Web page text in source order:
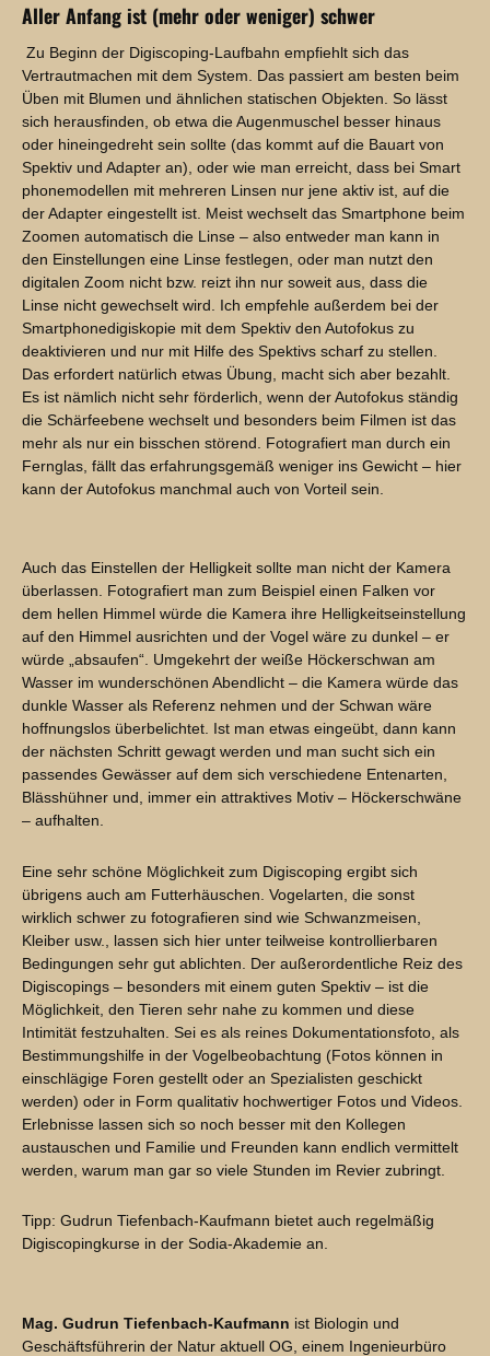
Aller Anfang ist (mehr oder weniger) schwer
Zu Beginn der Digiscoping-Laufbahn empfiehlt sich das
Vertrautmachen mit dem System. Das passiert am besten beim
Üben mit Blumen und ähnlichen statischen Objekten. So lässt
sich herausfinden, ob etwa die Augenmuschel besser hinaus
oder hineingedreht sein sollte (das kommt auf die Bauart von
Spektiv und Adapter an), oder wie man erreicht, dass bei Smart
phonemodellen mit mehreren Linsen nur jene aktiv ist, auf die
der Adapter eingestellt ist. Meist wechselt das Smartphone beim
Zoomen automatisch die Linse – also entweder man kann in
den Einstellungen eine Linse festlegen, oder man nutzt den
digitalen Zoom nicht bzw. reizt ihn nur soweit aus, dass die
Linse nicht gewechselt wird. Ich empfehle außerdem bei der
Smartphonedigiskopie mit dem Spektiv den Autofokus zu
deaktivieren und nur mit Hilfe des Spektivs scharf zu stellen.
Das erfordert natürlich etwas Übung, macht sich aber bezahlt.
Es ist nämlich nicht sehr förderlich, wenn der Autofokus ständig
die Schärfeebene wechselt und besonders beim Filmen ist das
mehr als nur ein bisschen störend. Fotografiert man durch ein
Fernglas, fällt das erfahrungsgemäß weniger ins Gewicht – hier
kann der Autofokus manchmal auch von Vorteil sein.
Auch das Einstellen der Helligkeit sollte man nicht der Kamera
überlassen. Fotografiert man zum Beispiel einen Falken vor
dem hellen Himmel würde die Kamera ihre Helligkeitseinstellung
auf den Himmel ausrichten und der Vogel wäre zu dunkel – er
würde „absaufen“. Umgekehrt der weiße Höckerschwan am
Wasser im wunderschönen Abendlicht – die Kamera würde das
dunkle Wasser als Referenz nehmen und der Schwan wäre
hoffnungslos überbelichtet. Ist man etwas eingeübt, dann kann
der nächsten Schritt gewagt werden und man sucht sich ein
passendes Gewässer auf dem sich verschiedene Entenarten,
Blässhühner und, immer ein attraktives Motiv – Höckerschwäne
– aufhalten.
Eine sehr schöne Möglichkeit zum Digiscoping ergibt sich
übrigens auch am Futterhäuschen. Vogelarten, die sonst
wirklich schwer zu fotografieren sind wie Schwanzmeisen,
Kleiber usw., lassen sich hier unter teilweise kontrollierbaren
Bedingungen sehr gut ablichten. Der außerordentliche Reiz des
Digiscopings – besonders mit einem guten Spektiv – ist die
Möglichkeit, den Tieren sehr nahe zu kommen und diese
Intimität festzuhalten. Sei es als reines Dokumentationsfoto, als
Bestimmungshilfe in der Vogelbeobachtung (Fotos können in
einschlägige Foren gestellt oder an Spezialisten geschickt
werden) oder in Form qualitativ hochwertiger Fotos und Videos.
Erlebnisse lassen sich so noch besser mit den Kollegen
austauschen und Familie und Freunden kann endlich vermittelt
werden, warum man gar so viele Stunden im Revier zubringt.
Tipp: Gudrun Tiefenbach-Kaufmann bietet auch regelmäßig
Digiscopingkurse in der Sodia-Akademie an.
Mag. Gudrun Tiefenbach-Kaufmann ist Biologin und
Geschäftsführerin der Natur aktuell OG, einem Ingenieurbüro